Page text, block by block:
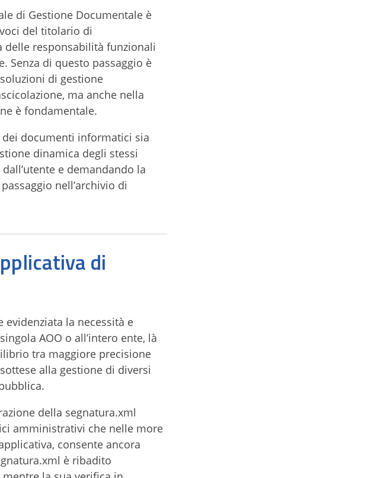
di Gestione Documentale è
del titolario di
responsabilità funzionali
Senza di questo passaggio è
di gestione
ma anche nella
è fondamentale.
documenti informatici sia
dinamica degli stessi
e demandando la
nell’archivio di
di
evidenziata la necessità e
AOO o all’intero ente, là
tra maggiore precisione
alla gestione di diversi
della segnatura.xml
amministrativi che nelle more
consente ancora
è ribadito